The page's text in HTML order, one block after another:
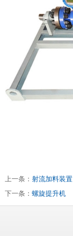
上一条： 射流加料装置
下一条： 螺旋提升机